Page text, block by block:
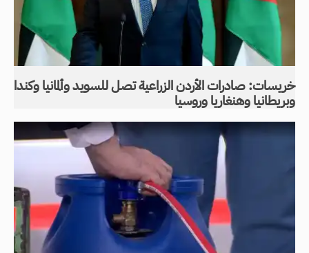
خريسات: صادرات الأردن الزراعية تصل للسويد وألمانيا وكندا
وبريطانيا وهنغاريا وروسيا